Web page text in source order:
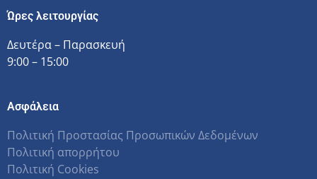
Ώρες λειτουργίας
Δευτέρα – Παρασκευή
9:00 – 15:00
Ασφάλεια
Πολιτική Προστασίας Προσωπικών Δεδομένων
Πολιτική απορρήτου
Πολιτική Cookies